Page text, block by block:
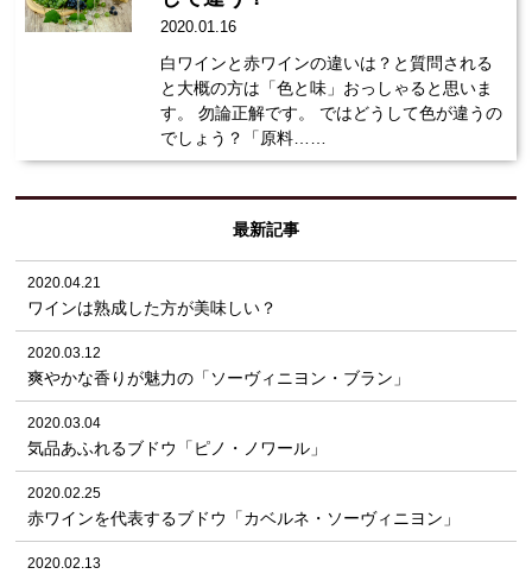
2020.01.16
白ワインと赤ワインの違いは？と質問される
と大概の方は「色と味」おっしゃると思いま
す。 勿論正解です。 ではどうして色が違うの
でしょう？「原料……
最新記事
2020.04.21
ワインは熟成した方が美味しい？
2020.03.12
爽やかな香りが魅力の「ソーヴィニヨン・ブラン」
2020.03.04
気品あふれるブドウ「ピノ・ノワール」
2020.02.25
赤ワインを代表するブドウ「カベルネ・ソーヴィニヨン」
2020.02.13